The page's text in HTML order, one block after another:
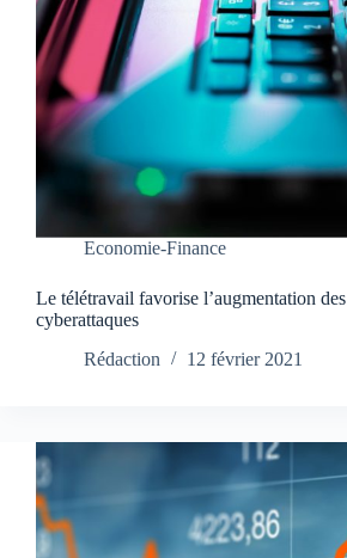
Economie-Finance
Le télétravail favorise l’augmentation des
cyberattaques
Rédaction
12 février 2021